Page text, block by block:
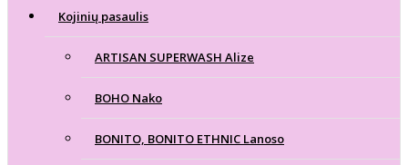
Kojinių pasaulis
ARTISAN SUPERWASH Alize
BOHO Nako
BONITO, BONITO ETHNIC Lanoso